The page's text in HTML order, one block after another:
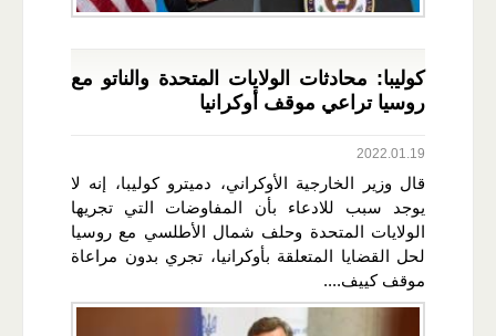
كوليبا: محادثات الولايات المتحدة والناتو مع
روسيا تراعي موقف أوكرانيا
2022.01.19
قال وزير الخارجية الأوكراني، دميترو كوليبا، إنه لا
يوجد سبب للادعاء بأن المفاوضات التي تجريها
الولايات المتحدة وحلف شمال الأطلسي مع روسيا
لحل القضايا المتعلقة بأوكرانيا، تجري بدون مراعاة
موقف كييف....